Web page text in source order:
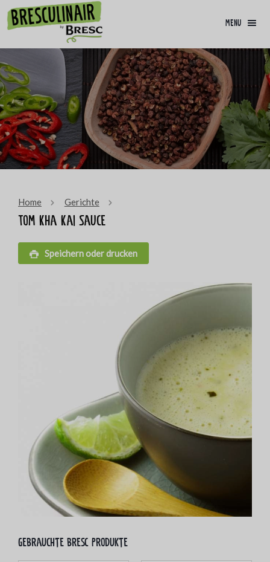
menu
Home Gerichte
Tom Kha Kai Sauce
Speichern oder drucken
Gebrauchte bresc Produkte